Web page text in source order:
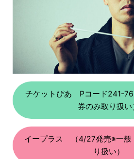
チケットぴあ Pコード241-
券のみ取り扱い
イープラス （4/27発売※一般
り扱い）